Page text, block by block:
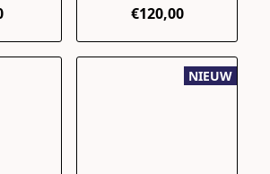
€120,00
NIEUW